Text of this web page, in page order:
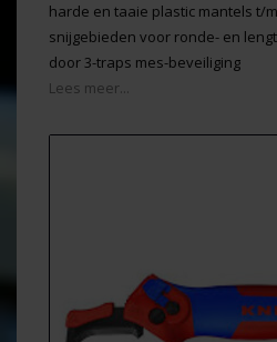
harde en taaie plastic mantels t/
snijgebieden voor ronde- en
door 3-traps mes-beveiliging
Lees meer...